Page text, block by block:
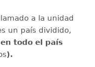
a la unidad
un país dividido,
todo el país
).